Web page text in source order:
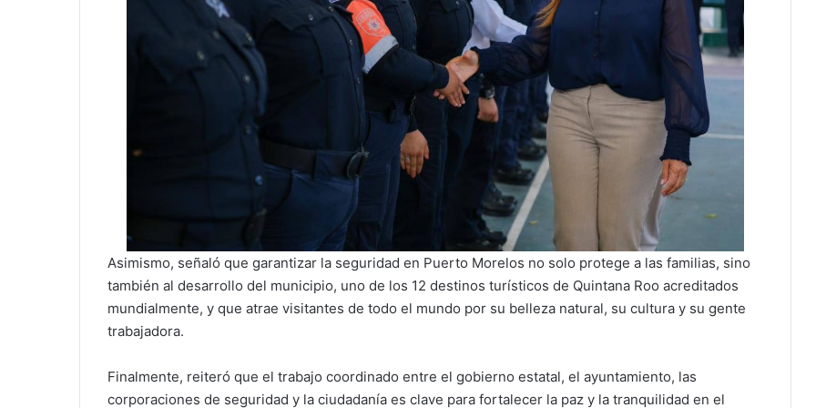
Asimismo, señaló que garantizar la seguridad en Puerto Morelos no solo protege a las familias, sino
también al desarrollo del municipio, uno de los 12 destinos turísticos de Quintana Roo acreditados
mundialmente, y que atrae visitantes de todo el mundo por su belleza natural, su cultura y su gente
trabajadora.
Finalmente, reiteró que el trabajo coordinado entre el gobierno estatal, el ayuntamiento, las
corporaciones de seguridad y la ciudadanía es clave para fortalecer la paz y la tranquilidad en el